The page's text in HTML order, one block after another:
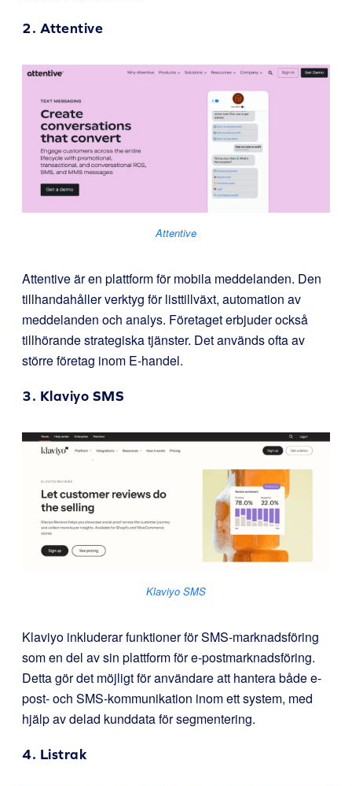
2. Attentive
Attentive
Attentive är en plattform för mobila meddelanden. Den
tillhandahåller verktyg för listtillväxt, automation av
meddelanden och analys. Företaget erbjuder också
tillhörande strategiska tjänster. Det används ofta av
större företag inom E-handel.
3. Klaviyo SMS
Klaviyo SMS
Klaviyo inkluderar funktioner för SMS-marknadsföring
som en del av sin plattform för e-postmarknadsföring.
Detta gör det möjligt för användare att hantera både e-
post- och SMS-kommunikation inom ett system, med
hjälp av delad kunddata för segmentering.
4. Listrak